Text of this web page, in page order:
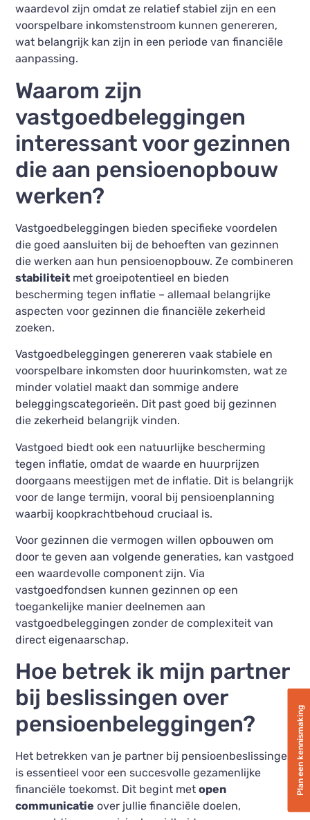
Plan een kennismaking
waardevol zijn omdat ze relatief stabiel zijn en een
voorspelbare inkomstenstroom kunnen genereren,
wat belangrijk kan zijn in een periode van financiële
aanpassing.
Waarom zijn
vastgoedbeleggingen
interessant voor gezinnen
die aan pensioenopbouw
werken?
Vastgoedbeleggingen bieden specifieke voordelen
die goed aansluiten bij de behoeften van gezinnen
die werken aan hun pensioenopbouw. Ze combineren
stabiliteit met groeipotentieel en bieden
bescherming tegen inflatie – allemaal belangrijke
aspecten voor gezinnen die financiële zekerheid
zoeken.
Vastgoedbeleggingen genereren vaak stabiele en
voorspelbare inkomsten door huurinkomsten, wat ze
minder volatiel maakt dan sommige andere
beleggingscategorieën. Dit past goed bij gezinnen
die zekerheid belangrijk vinden.
Vastgoed biedt ook een natuurlijke bescherming
tegen inflatie, omdat de waarde en huurprijzen
doorgaans meestijgen met de inflatie. Dit is belangrijk
voor de lange termijn, vooral bij pensioenplanning
waarbij koopkrachtbehoud cruciaal is.
Voor gezinnen die vermogen willen opbouwen om
door te geven aan volgende generaties, kan vastgoed
een waardevolle component zijn. Via
vastgoedfondsen kunnen gezinnen op een
toegankelijke manier deelnemen aan
vastgoedbeleggingen zonder de complexiteit van
direct eigenaarschap.
Hoe betrek ik mijn partner
bij beslissingen over
pensioenbeleggingen?
Het betrekken van je partner bij pensioenbeslissingen
is essentieel voor een succesvolle gezamenlijke
financiële toekomst. Dit begint metopen
communicatie over jullie financiële doelen,